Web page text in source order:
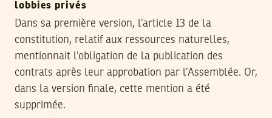
lobbies privés
Dans sa première version, l’article 13 de la
constitution, relatif aux ressources naturelles,
mentionnait l’obligation de la publication des
contrats après leur approbation par l’Assemblée. Or,
dans la version finale, cette mention a été
supprimée.